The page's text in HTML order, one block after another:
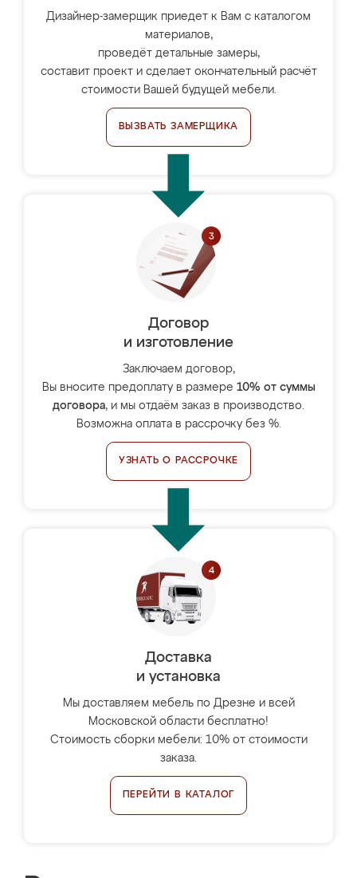
Дизайнер-замерщик приедет к Вам с каталогом
материалов,
проведёт детальные замеры,
составит проект и сделает окончательный расчёт
стоимости Вашей будущей мебели.
ВЫЗВАТЬ ЗАМЕРЩИКА
Договор
и изготовление
Заключаем договор,
Вы вносите предоплату в размере 10% от суммы
договора, и мы отдаём заказ в производство.
Возможна оплата в рассрочку без %.
УЗНАТЬ О РАССРОЧКЕ
Доставка
и установка
Мы доставляем мебель по Дрезне и всей
Московской области бесплатно!
Стоимость сборки мебели: 10% от стоимости
заказа.
ПЕРЕЙТИ В КАТАЛОГ